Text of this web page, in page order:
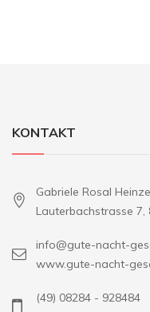
KONTAKT
Gabriele Rosal
Lauterbachstrasse
info@gute-nacht-
www.gute-nacht-
(49) 08284 - 928484